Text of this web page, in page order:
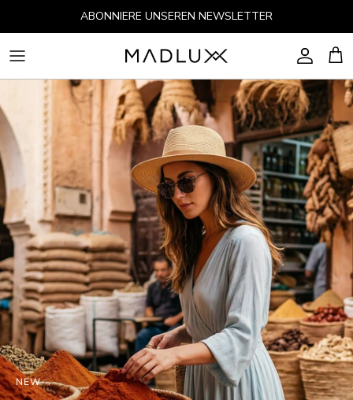
Direkt zum InhaltABONNIERE UNSEREN NEWSLETTER
Konto
NEW